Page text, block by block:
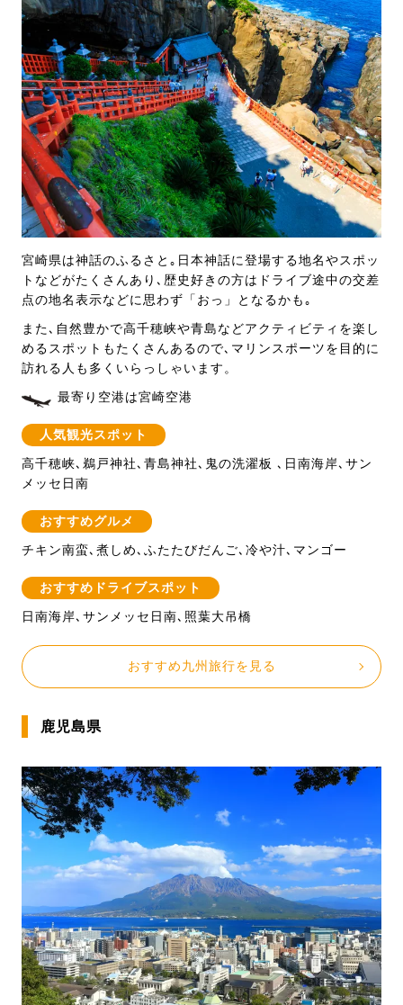
宮崎県は神話のふるさと｡日本神話に登場する地名やスポッ
トなどがたくさんあり､歴史好きの方はドライブ途中の交差
点の地名表示などに思わず「おっ」となるかも｡
また､自然豊かで高千穂峡や青島などアクティビティを楽し
めるスポットもたくさんあるので､マリンスポーツを目的に
訪れる人も多くいらっしゃいます。
最寄り空港は宮崎空港
人気観光スポット
高千穂峡､鵜戸神社､青島神社､鬼の洗濯板 ､日南海岸､サン
メッセ日南
おすすめグルメ
チキン南蛮､煮しめ､ふたたびだんご､冷や汁､マンゴー
おすすめドライブスポット
日南海岸､サンメッセ日南､照葉大吊橋
おすすめ九州旅行を見る
鹿児島県